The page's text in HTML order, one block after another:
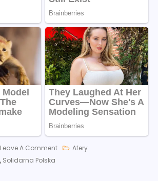
Leave A CommentOn
Afery
, Solidarna Polska